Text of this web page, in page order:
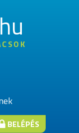
hu
BELÉPÉS